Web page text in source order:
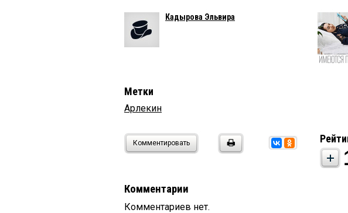
Кадырова Эльвира
Метки
Арлекин
Комментировать
Комментарии
Комментариев нет.